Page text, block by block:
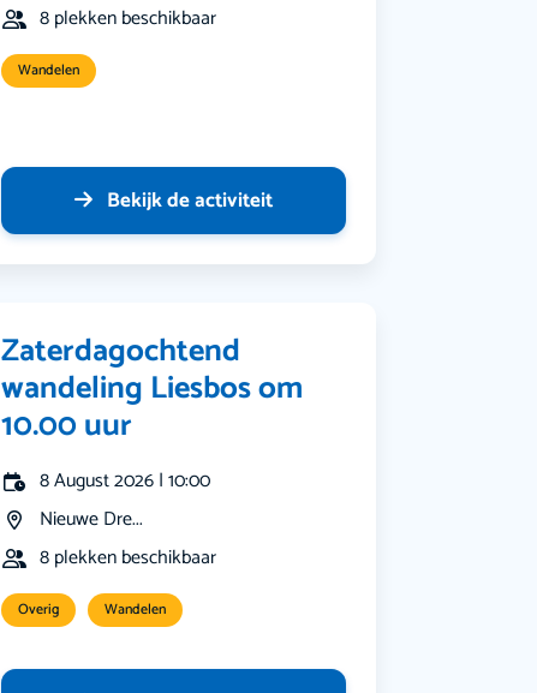
8 plekken beschikbaar
Wandelen
Bekijk de activiteit
Zaterdagochtend
wandeling Liesbos om
10.00 uur
8 August 2026 | 10:00
Nieuwe Dre...
8 plekken beschikbaar
Overig Wandelen